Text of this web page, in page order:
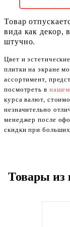
Товар
вида как декор,
штучно.
Цвет и
плитки на экране
ассортимент,
посмотреть в
курса валют,
незначительно
менеджер после
скидки при больших
Товары из